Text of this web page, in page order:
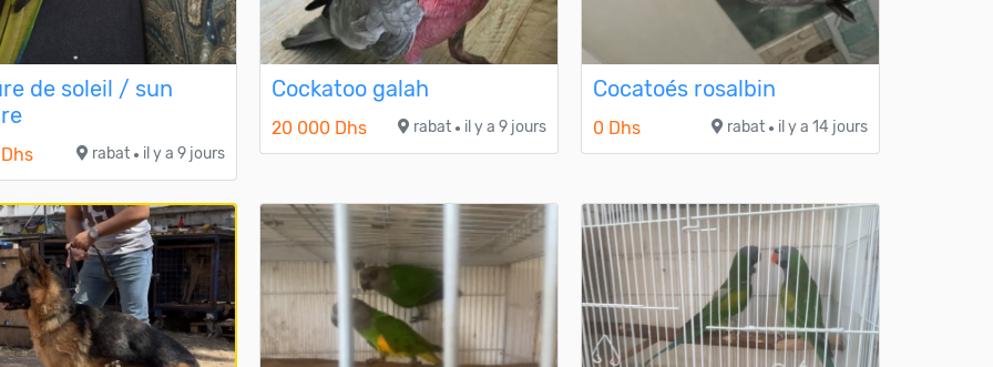
de soleil / sun
rabat ● il y a 9 jours
Cockatoo galah
20 000 Dhs rabat ● il y a 9 jours
Cocatoés rosalbin
0 Dhs rabat ● il y a 14 jours